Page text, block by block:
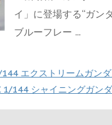
イ」に登場する“ガン
ブルーフレー ...
エクストリームガン
1/144 シャイニングガン